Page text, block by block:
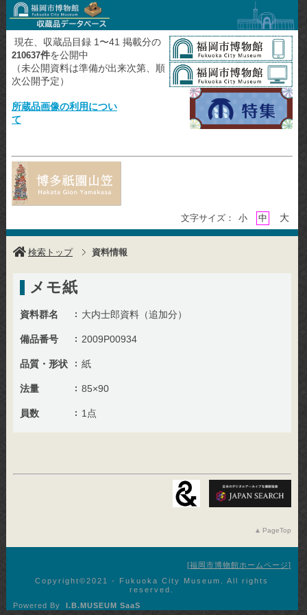
現在、収蔵品目録 1〜41 掲載分の
210637件を公開中
（未公開資料は準備が出来次第、順
次公開予定）
所蔵品画像の利用につい
て
文字サイズ： 小 中 大
検索トップ 資料情報
メモ紙
資料群名 大内士郎資料（追加分）
備品番号 2009P00934
品質・形状 紙
法量 85×90
員数 1点
PageTop
福岡市博物館ホームページ
Copyright©︎2021 - Fukuoka City Museum. All rights
reserved.
Powered By
I.B.MUSEUM SaaS